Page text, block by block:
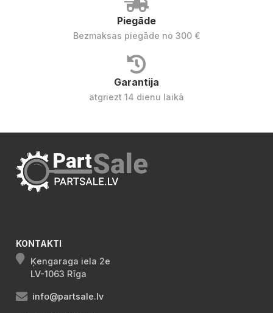
Piegāde
Bezmaksas piegāde no 300 €
Garantija
atgriezt 14 dienu laikā
KONTAKTI
Ķengaraga iela 2e
LV-1063 Rīga
info@partsale.lv